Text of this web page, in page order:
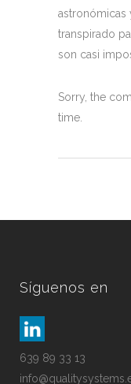
astronómicas
transpirado
son casi
Sorry, the
time.
Síguenos en
639 89 33 13